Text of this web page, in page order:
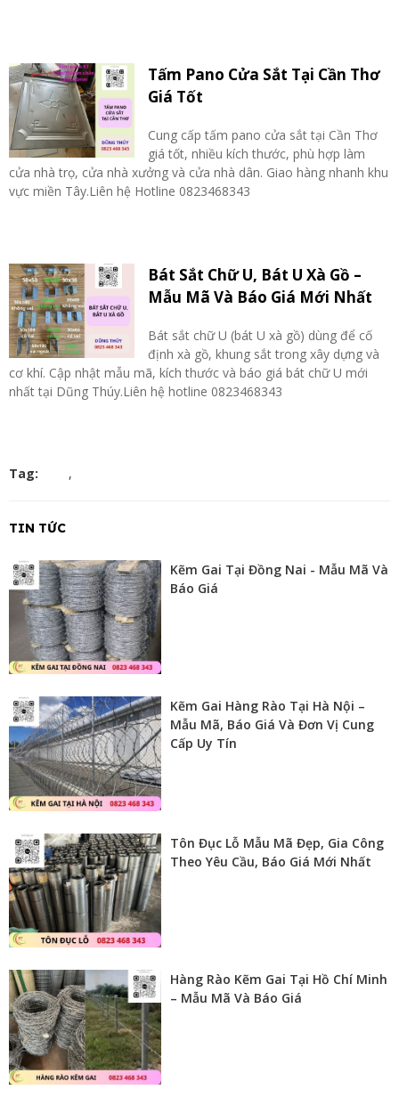
Tấm Pano Cửa Sắt Tại Cần Thơ
Giá Tốt
Cung cấp tấm pano cửa sắt tại Cần Thơ
giá tốt, nhiều kích thước, phù hợp làm
cửa nhà trọ, cửa nhà xưởng và cửa nhà dân. Giao hàng nhanh khu
vực miền Tây.Liên hệ Hotline 0823468343
Bát Sắt Chữ U, Bát U Xà Gồ –
Mẫu Mã Và Báo Giá Mới Nhất
Bát sắt chữ U (bát U xà gồ) dùng để cố
định xà gồ, khung sắt trong xây dựng và
cơ khí. Cập nhật mẫu mã, kích thước và báo giá bát chữ U mới
nhất tại Dũng Thúy.Liên hệ hotline 0823468343
Tag: ,
TIN TỨC
Kẽm Gai Tại Đồng Nai - Mẫu Mã Và
Báo Giá
Kẽm Gai Hàng Rào Tại Hà Nội –
Mẫu Mã, Báo Giá Và Đơn Vị Cung
Cấp Uy Tín
Tôn Đục Lỗ Mẫu Mã Đẹp, Gia Công
Theo Yêu Cầu, Báo Giá Mới Nhất
Hàng Rào Kẽm Gai Tại Hồ Chí Minh
– Mẫu Mã Và Báo Giá